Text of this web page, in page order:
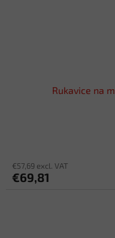
Rukavice na
€57,69 excl. VAT
€69,81